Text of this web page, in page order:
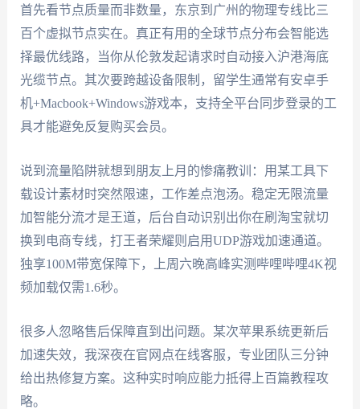
首先看节点质量而非数量，东京到广州的物理专线比三
百个虚拟节点实在。真正有用的全球节点分布会智能选
择最优线路，当你从伦敦发起请求时自动接入沪港海底
光缆节点。其次要跨越设备限制，留学生通常有安卓手
机+Macbook+Windows游戏本，支持全平台同步登录的工
具才能避免反复购买会员。
说到流量陷阱就想到朋友上月的惨痛教训：用某工具下
载设计素材时突然限速，工作差点泡汤。稳定无限流量
加智能分流才是王道，后台自动识别出你在刷淘宝就切
换到电商专线，打王者荣耀则启用UDP游戏加速通道。
独享100M带宽保障下，上周六晚高峰实测哔哩哔哩4K视
频加载仅需1.6秒。
很多人忽略售后保障直到出问题。某次苹果系统更新后
加速失效，我深夜在官网点在线客服，专业团队三分钟
给出热修复方案。这种实时响应能力抵得上百篇教程攻
略。